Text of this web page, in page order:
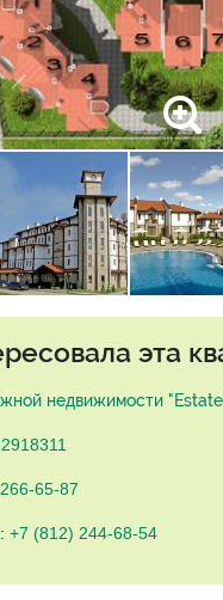
эта
недвижимости
65-87
: +7 (812) 244-68-54